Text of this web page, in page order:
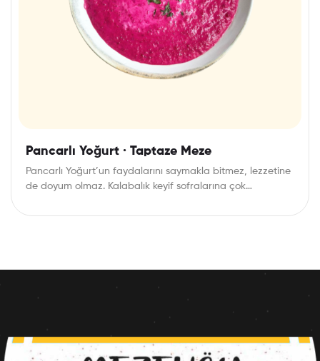
Pancarlı Yoğurt · Taptaze Meze
Pancarlı Yoğurt’un faydalarını saymakla bitmez, lezzetine
de doyum olmaz. Kalabalık keyif sofralarına çok